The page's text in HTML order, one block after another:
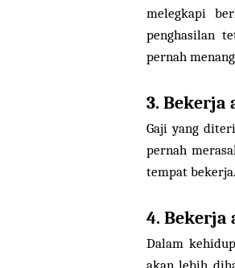
melegkapi
penghasilan
pernah
3. Bekerja
Gaji yang
pernah
tempat
4. Bekerja
Dalam